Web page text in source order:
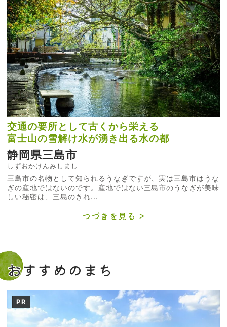
交通の要所として古くから栄える
富士山の雪解け水が湧き出る水の都
静岡県三島市
しずおかけんみしまし
三島市の名物として知られるうなぎですが、実は三島市はうな
ぎの産地ではないのです。産地ではない三島市のうなぎが美味
しい秘密は、三島のきれ...
つづきを見る
おすすめのまち
PR